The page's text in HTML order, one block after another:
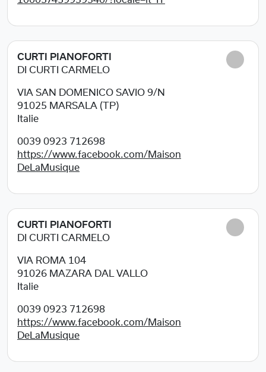
CURTI PIANOFORTI
DI CURTI CARMELO
VIA SAN DOMENICO SAVIO 9/N
91025 MARSALA (TP)
Italie
0039 0923 712698
https://www.facebook.com/Maison
DeLaMusique
CURTI PIANOFORTI
DI CURTI CARMELO
VIA ROMA 104
91026 MAZARA DAL VALLO
Italie
0039 0923 712698
https://www.facebook.com/Maison
DeLaMusique